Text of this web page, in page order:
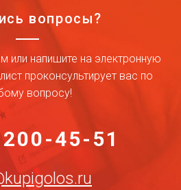
вопросы?
или напишите на электронную
проконсультирует вас по
вопросу!
45-51